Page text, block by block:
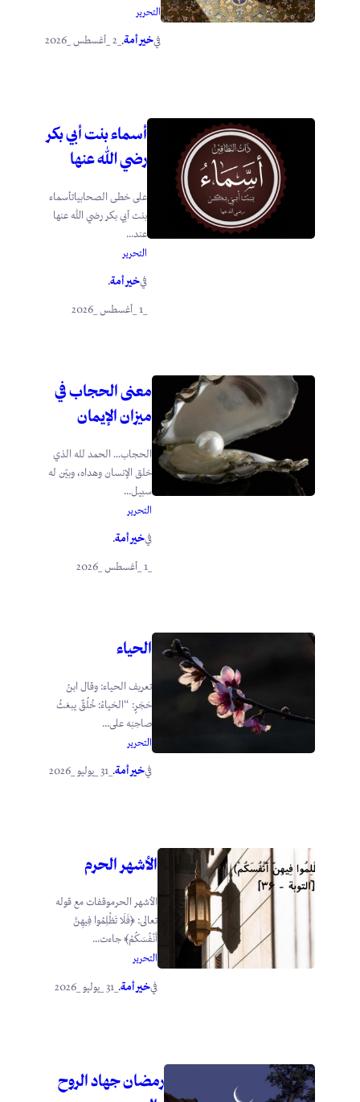
التحرير
فيخير أمة.
أسماء بنت أبي بكر
رضي الله عنها
على خطى الصحابياتأسماء
بنت أبي بكر رضي الله عنها
عند...
التحرير
فيخير أمة.
_1 _أغسطس _2026
معنى الحجاب في
ميزان الإيمان
الحجاب… الحمد لله الذي
خلق الإنسان وهداه، وبيّن له
سبيل...
التحرير
فيخير أمة.
_1 _أغسطس _2026
الحياء
تعريف الحياء: وقال ابنُ
حَجَرٍ: “الحَياءُ: خُلُقٌ يبعَثُ
صاحِبَه على...
التحرير
فيخير أمة.
الأشهر الحرم
الأشهر الحرموقفات مع قوله
تعالى: ﴿فَلَا تَظْلِمُوا فِيهِنَّ
أَنْفُسَكُمْ﴾ جاءت...
التحرير
فيخير أمة.
رمضان جهاد الروح